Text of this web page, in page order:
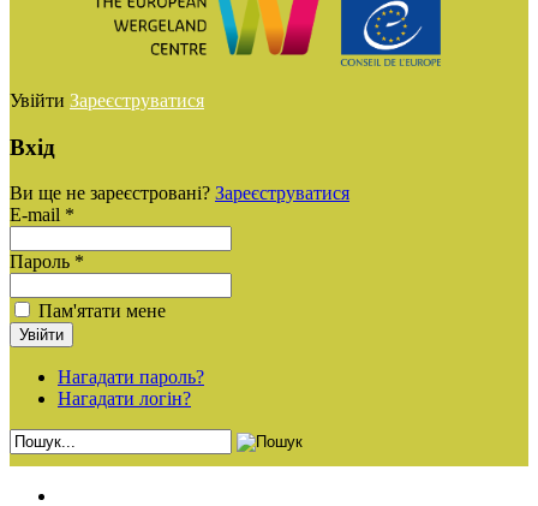
Увійти Зареєструватися
Вхід
Ви ще не зареєстровані? Зареєструватися
E-mail *
Пароль *
Пам'ятати мене
Нагадати пароль?
Нагадати логін?